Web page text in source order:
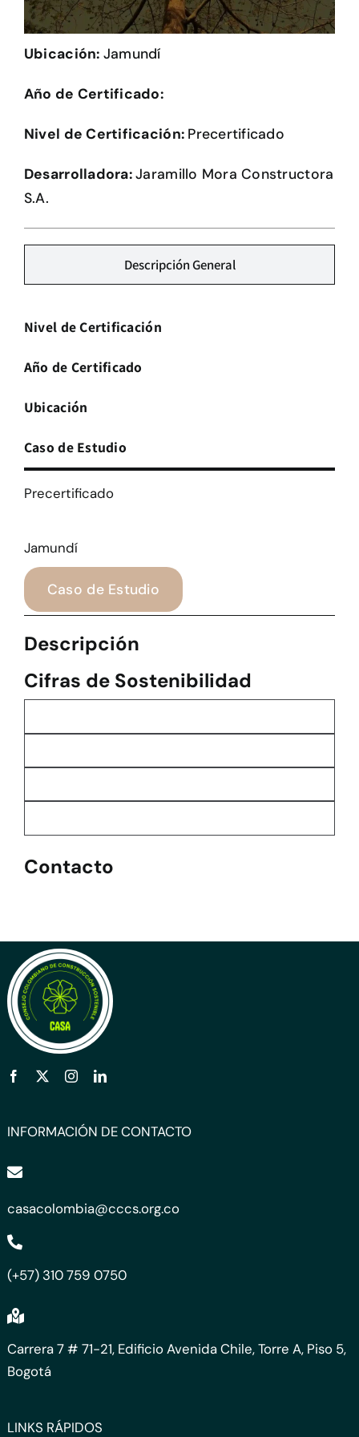
Herramientas
Credenciales
Ubicación: Jamundí
Año de Certificado:
Nivel de Certificación: Precertificado
Desarrolladora:Jaramillo Mora Constructora
S.A.
Descripción General
Nivel de Certificación
Año de Certificado
Ubicación
Caso de Estudio
Precertificado
Jamundí
Caso de Estudio
Descripción
Cifras de Sostenibilidad
Contacto
INFORMACIÓN DE CONTACTO
casacolombia@cccs.org.co
(+57) 310 759 0750
Carrera 7 # 71-21, Edificio Avenida Chile, Torre A, Piso 5,
Bogotá
LINKS RÁPIDOS